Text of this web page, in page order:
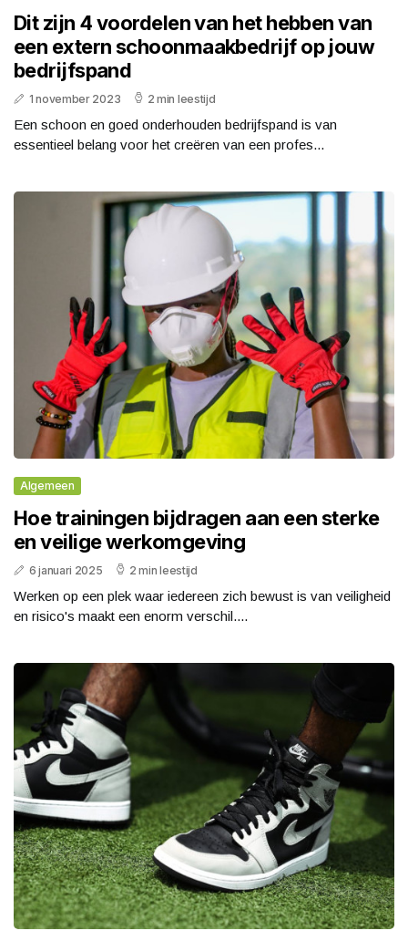
Dit zijn 4 voordelen van het hebben van
een extern schoonmaakbedrijf op jouw
bedrijfspand
1 november 2023 2 min leestijd
Een schoon en goed onderhouden bedrijfspand is van
essentieel belang voor het creëren van een profes...
Algemeen
Hoe trainingen bijdragen aan een sterke
en veilige werkomgeving
6 januari 2025 2 min leestijd
Werken op een plek waar iedereen zich bewust is van veiligheid
en risico's maakt een enorm verschil....